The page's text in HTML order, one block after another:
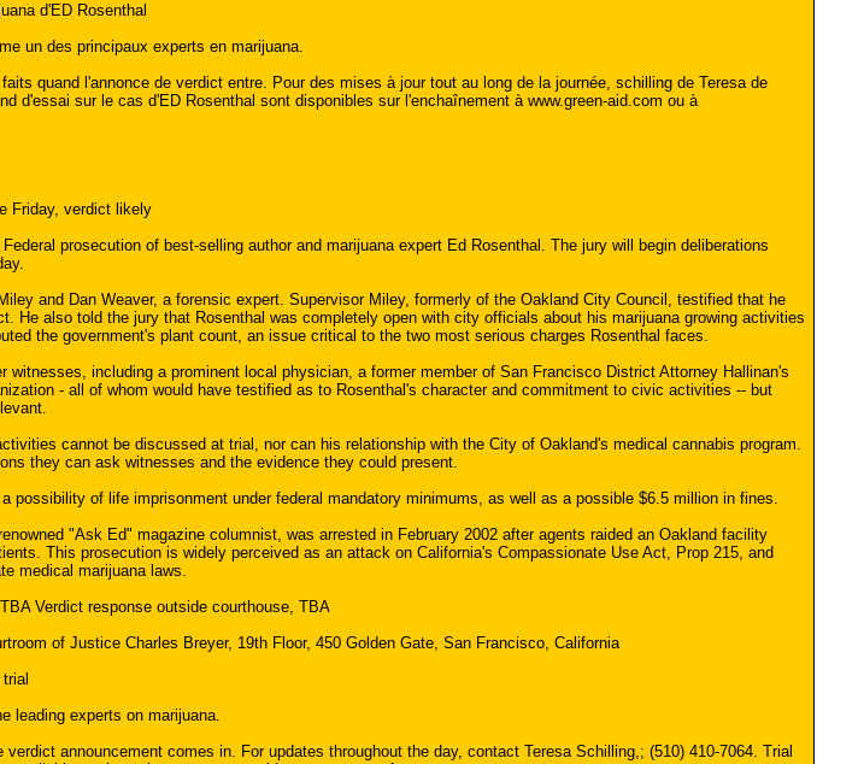
d'ED Rosenthal
un des principaux experts en marijuana.
quand l'annonce de verdict entre. Pour des mises à jour tout au long de la journée, schilling de Teresa de
d'essai sur le cas d'ED Rosenthal sont disponibles sur l'enchaînement à www.green-aid.com ou à
Friday, verdict likely
prosecution of best-selling author and marijuana expert Ed Rosenthal. The jury will begin deliberations
and Dan Weaver, a forensic expert. Supervisor Miley, formerly of the Oakland City Council, testified that he
He also told the jury that Rosenthal was completely open with city officials about his marijuana growing activities
the government's plant count, an issue critical to the two most serious charges Rosenthal faces.
witnesses, including a prominent local physician, a former member of San Francisco District Attorney Hallinan's
- all of whom would have testified as to Rosenthal's character and commitment to civic activities -- but
cannot be discussed at trial, nor can his relationship with the City of Oakland's medical cannabis program.
they can ask witnesses and the evidence they could present.
possibility of life imprisonment under federal mandatory minimums, as well as a possible $6.5 million in fines.
"Ask Ed" magazine columnist, was arrested in February 2002 after agents raided an Oakland facility
This prosecution is widely perceived as an attack on California's Compassionate Use Act, Prop 215, and
medical marijuana laws.
Verdict response outside courthouse, TBA
of Justice Charles Breyer, 19th Floor, 450 Golden Gate, San Francisco, California
leading experts on marijuana.
announcement comes in. For updates throughout the day, contact Teresa Schilling,; (510) 410-7064. Trial